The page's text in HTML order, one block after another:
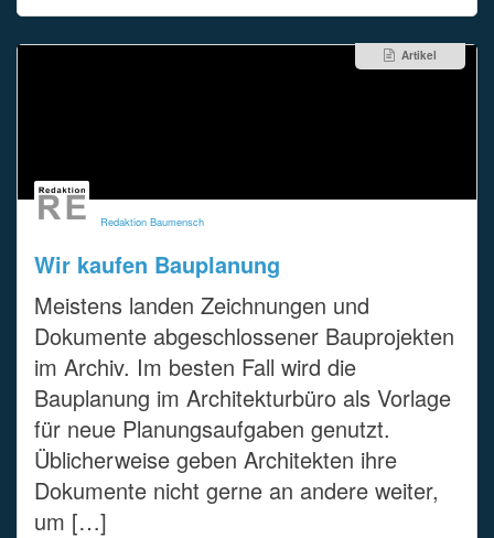
Artikel
Redaktion Baumensch
Wir kaufen Bauplanung
Meistens landen Zeichnungen und
Dokumente abgeschlossener Bauprojekten
im Archiv. Im besten Fall wird die
Bauplanung im Architekturbüro als Vorlage
für neue Planungsaufgaben genutzt.
Üblicherweise geben Architekten ihre
Dokumente nicht gerne an andere weiter,
um […]